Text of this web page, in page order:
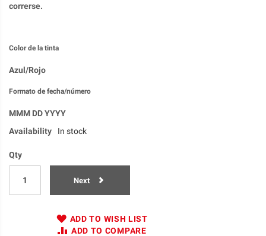
correrse.
Color de la tinta
Azul/Rojo
Formato de fecha/número
MMM DD YYYY
Availability
In stock
Qty
Next
ADD TO WISH LIST
ADD TO COMPARE